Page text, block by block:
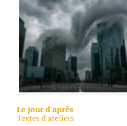
Le jour d'après
Textes d'ateliers